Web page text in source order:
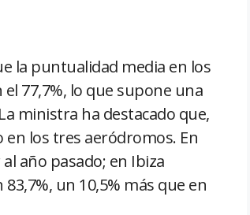
la puntualidad media en los
77,7%, lo que supone una
ministra ha destacado que,
en los tres aeródromos. En
año pasado; en Ibiza
un 10,5% más que en